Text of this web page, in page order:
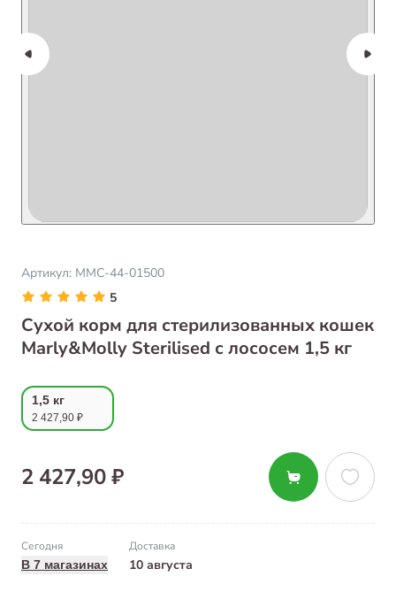
Артикул: ММС-44-01500
5
Сухой корм для стерилизованных кошек
Marly&Molly Sterilised с лососем 1,5 кг
1,5 кг
2 427,90 ₽
2 427,90 ₽
Сегодня
В 7 магазинах
Доставка
10 августа